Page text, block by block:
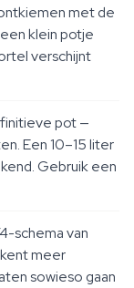
met de
klein potje
verschijnt
pot —
Een 10–15 liter
Gebruik een
schema van
meer
sowieso gaan